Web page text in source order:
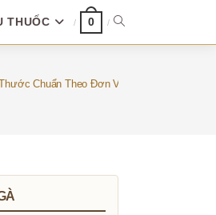
THUỐC 0 TOGGLE
Chuẩn Theo Đơn Vị Cm